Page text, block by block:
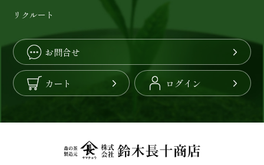
リクルート
お問合せ
カート ログイン